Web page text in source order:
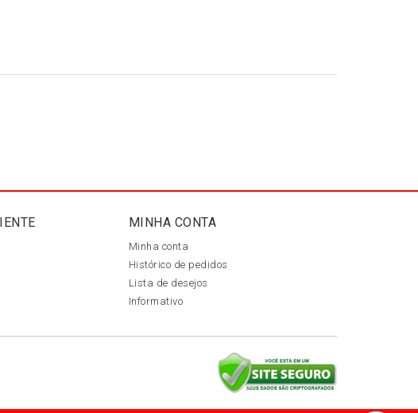
MINHA CONTA
Minha conta
Histórico de pedidos
Lista de desejos
Informativo